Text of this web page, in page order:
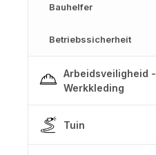
Bauhelfer
Betriebssicherheit
Arbeidsveiligheid -
Werkkleding
Tuin